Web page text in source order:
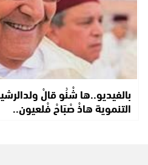
بالفيديو..ها شْنُو قالْ
التنموية هاذْ صْبَاحْ فْلعيون..